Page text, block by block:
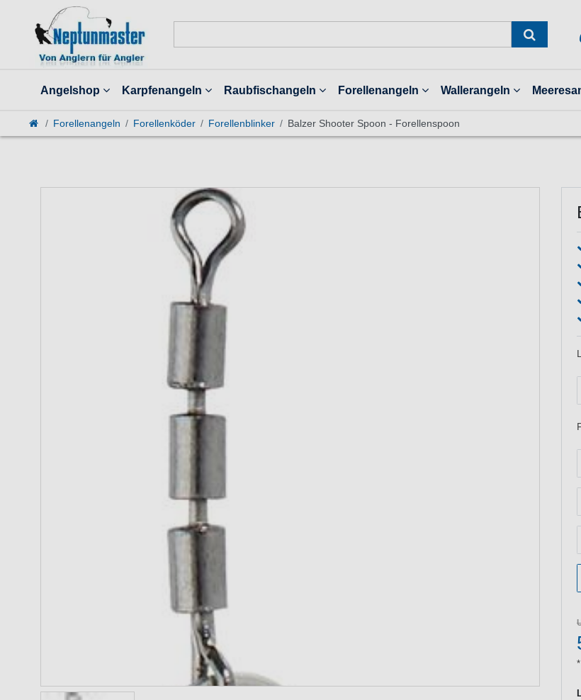
Angelshop Karpfenangeln Raubfischangeln Forellenangeln Wallerangeln
Forellenangeln Forellenköder Forellenblinker Balzer Shooter Spoon - Forellenspoon